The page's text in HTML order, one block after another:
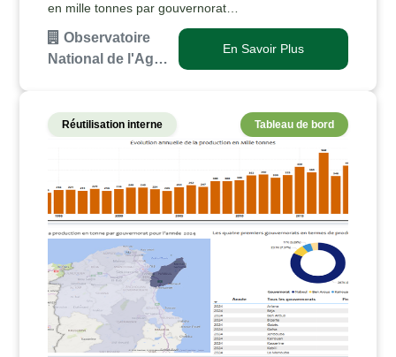
en mille tonnes par gouvernorat
(histogramme).Répartition annuelle des quantités
produites des dattes en mille tonnes par gouvernorat
(carte).Par…
Observatoire
National de l'Ag…
En Savoir Plus
Réutilisation interne Tableau de bord